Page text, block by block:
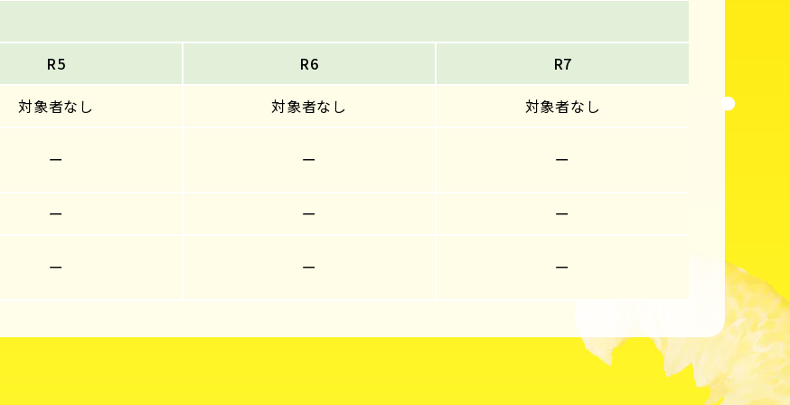
R5
R6
R7
対象者なし 対象者なし
対象者なし
ー ー ー
ー ー
ー
ー ー ー